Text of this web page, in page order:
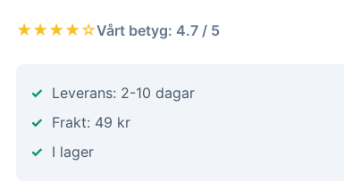
★★★★☆Vårt betyg: 4.7 / 5
Leverans: 2-10 dagar
Frakt: 49 kr
I lager